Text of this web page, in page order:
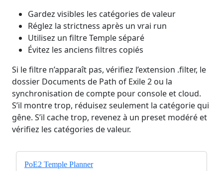
Gardez visibles les catégories de valeur
Réglez la strictness après un vrai run
Utilisez un filtre Temple séparé
Évitez les anciens filtres copiés
Si le filtre n’apparaît pas, vérifiez l’extension .filter, le
dossier Documents de Path of Exile 2 ou la
synchronisation de compte pour console et cloud.
S’il montre trop, réduisez seulement la catégorie qui
gêne. S’il cache trop, revenez à un preset modéré et
vérifiez les catégories de valeur.
PoE2 Temple Planner